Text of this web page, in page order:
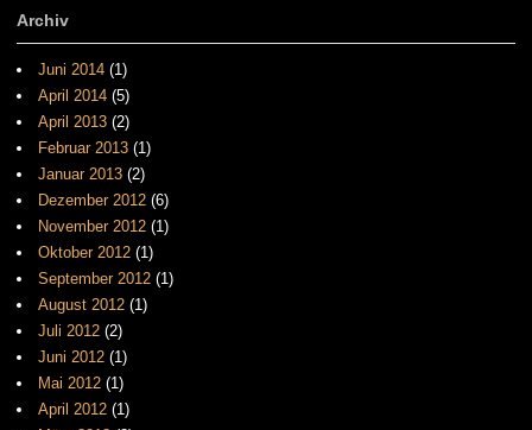
Archiv
Juni 2014 (1)
April 2014 (5)
April 2013 (2)
Februar 2013 (1)
Januar 2013 (2)
Dezember 2012 (6)
November 2012 (1)
Oktober 2012 (1)
September 2012 (1)
August 2012 (1)
Juli 2012 (2)
Juni 2012 (1)
Mai 2012 (1)
April 2012 (1)